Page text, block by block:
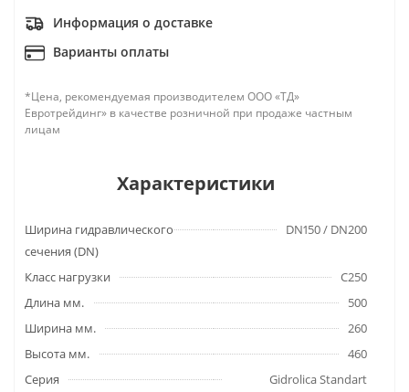
Информация о доставке
Варианты оплаты
*Цена, рекомендуемая производителем ООО «ТД»
Евротрейдинг» в качестве розничной при продаже частным
лицам
Характеристики
Ширина гидравлического
сечения (DN)
DN150 / DN200
Класс нагрузки
C250
Длина мм.
500
Ширина мм.
260
Высота мм.
460
Серия
Gidrolica Standart